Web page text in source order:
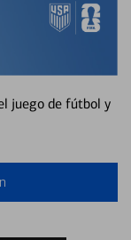
juego de fútbol y